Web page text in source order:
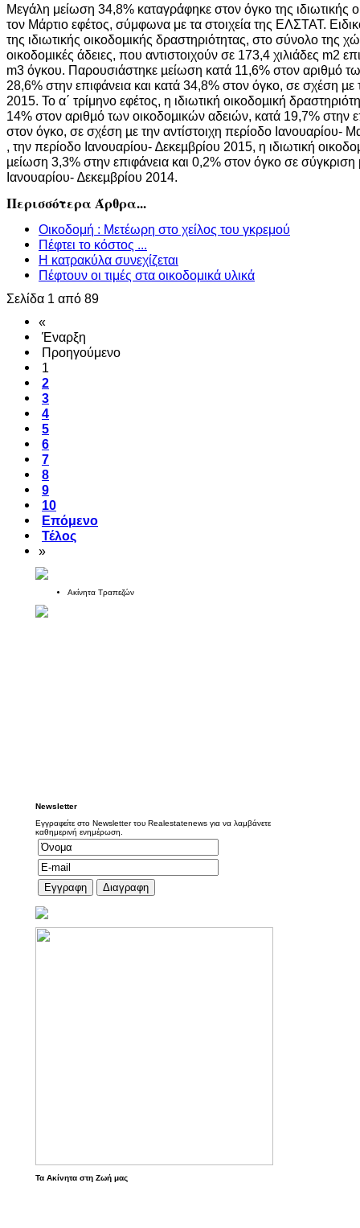
Μεγάλη μείωση 34,8% καταγράφηκε στον όγκο της ιδιωτικής
τον Μάρτιο εφέτος, σύμφωνα με τα στοιχεία της ΕΛΣΤΑΤ.
της ιδιωτικής οικοδοµικής δραστηριότητας, στο σύνολο της
οικοδοµικές άδειες, που αντιστοιχούν σε 173,4 χιλιάδες m2
m3 όγκου. Παρουσιάστηκε µείωση κατά 11,6% στον αριθµό
28,6% στην επιφάνεια και κατά 34,8% στον όγκο, σε σχέση µε
2015. Το α΄ τρίμηνο εφέτος, η ιδιωτική οικοδοµική
14% στον αριθµό των οικοδοµικών αδειών, κατά 19,7% στην
στον όγκο, σε σχέση µε την αντίστοιχη περίοδο Ιανουαρίου-
, την περίοδο Ιανουαρίου- ∆εκεµβρίου 2015, η ιδιωτική
µείωση 3,3% στην επιφάνεια και 0,2% στον όγκο σε σύγκριση
Ιανουαρίου- ∆εκεµβρίου 2014.
Περισσότερα Άρθρα...
Οικοδομή : Μετέωρη στο χείλος του γκρεμού
Πέφτει το κόστος ...
Η κατρακύλα συνεχίζεται
Πέφτουν οι τιμές στα οικοδομικά υλικά
Σελίδα 1 από 89
«
Έναρξη
Προηγούμενο
1
2
3
4
5
6
7
8
9
10
Επόμενο
Τέλος
»
Ακίνητα Τραπεζών
Newsletter
Εγγραφείτε στο Newsletter του Realestatenews για να λαμβάνετε
καθημερινή ενημέρωση.
Τα Ακίνητα στη Ζωή μας